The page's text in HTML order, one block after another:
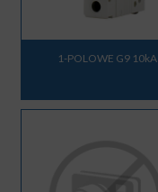
1-POLOWE G9 10kA